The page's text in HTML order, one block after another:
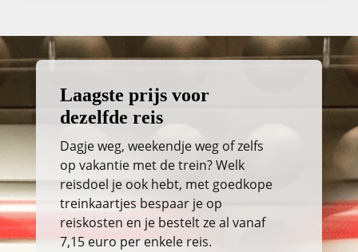
Laagste prijs voor
dezelfde reis
Dagje weg, weekendje weg of zelfs
op vakantie met de trein? Welk
reisdoel je ook hebt, met goedkope
treinkaartjes bespaar je op
reiskosten en je bestelt ze al vanaf
7,15 euro per enkele reis.